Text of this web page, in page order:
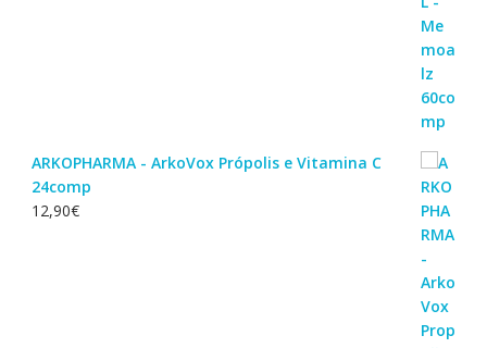
ARKOPHARMA - ArkoVox Própolis e Vitamina C
24comp
12,90€